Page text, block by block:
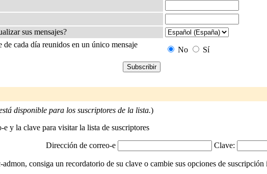
sus mensajes?
de cada día reunidos en un único mensaje
No Sí
disponible para los suscriptores de la lista.)
y la clave para visitar la lista de suscriptores
Dirección de correo-e Clave:
consiga un recordatorio de su clave o cambie sus opciones de